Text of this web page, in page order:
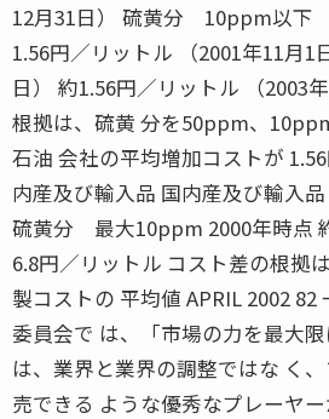
12月31日） 硫黄分 10ppm以下
1.56円／リットル （2001年11月1
日） 約1.56円／リットル （2003
根拠は、硫黄 分を50ppm、
石油 会社の平均増加コストが
内産及び輸入品 国内産及び輸入
硫黄分 最大10ppm 2000年時点
6.8円／リットル コスト差の根拠
製コストの 平均値 APRIL 2002
委員会で は、「市場の力を最大
は、業界と業界の調整ではな く
売できる ような優秀なプレーヤ